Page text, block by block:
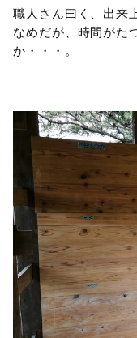
職人さん曰く、出来
なめだが、時間がた
か・・・。